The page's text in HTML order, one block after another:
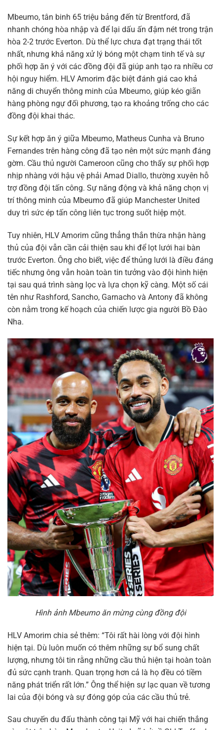
Mbeumo, tân binh 65 triệu bảng đến từ Brentford, đã
nhanh chóng hòa nhập và để lại dấu ấn đậm nét trong trận
hòa 2-2 trước Everton. Dù thể lực chưa đạt trạng thái tốt
nhất, nhưng khả năng xử lý bóng một chạm tinh tế và sự
phối hợp ăn ý với các đồng đội đã giúp anh tạo ra nhiều cơ
hội nguy hiểm. HLV Amorim đặc biệt đánh giá cao khả
năng di chuyển thông minh của Mbeumo, giúp kéo giãn
hàng phòng ngự đối phương, tạo ra khoảng trống cho các
đồng đội khai thác.
Sự kết hợp ăn ý giữa Mbeumo, Matheus Cunha và Bruno
Fernandes trên hàng công đã tạo nên một sức mạnh đáng
gờm. Cầu thủ người Cameroon cũng cho thấy sự phối hợp
nhịp nhàng với hậu vệ phải Amad Diallo, thường xuyên hỗ
trợ đồng đội tấn công. Sự năng động và khả năng chọn vị
trí thông minh của Mbeumo đã giúp Manchester United
duy trì sức ép tấn công liên tục trong suốt hiệp một.
Tuy nhiên, HLV Amorim cũng thẳng thắn thừa nhận hàng
thủ của đội vẫn cần cải thiện sau khi để lọt lưới hai bàn
trước Everton. Ông cho biết, việc để thủng lưới là điều đáng
tiếc nhưng ông vẫn hoàn toàn tin tưởng vào đội hình hiện
tại sau quá trình sàng lọc và lựa chọn kỹ càng. Một số cái
tên như Rashford, Sancho, Garnacho và Antony đã không
còn nằm trong kế hoạch của chiến lược gia người Bồ Đào
Nha.
Hình ảnh Mbeumo ăn mừng cùng đồng đội
HLV Amorim chia sẻ thêm: “Tôi rất hài lòng với đội hình
hiện tại. Dù luôn muốn có thêm những sự bổ sung chất
lượng, nhưng tôi tin rằng những cầu thủ hiện tại hoàn toàn
đủ sức cạnh tranh. Quan trọng hơn cả là họ đều có tiềm
năng phát triển rất lớn.” Ông thể hiện sự lạc quan về tương
lai của đội bóng và sự đóng góp của các cầu thủ trẻ.
Sau chuyến du đấu thành công tại Mỹ với hai chiến thắng